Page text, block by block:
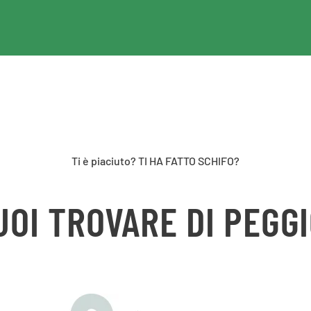
Ti è piaciuto? TI HA FATTO SCHIFO?
TROVARE DI